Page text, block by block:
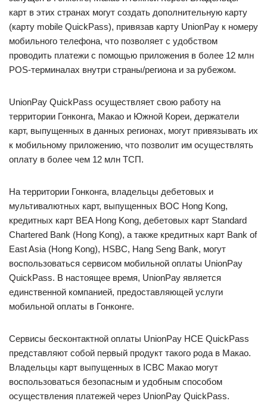
карт в этих странах могут создать дополнительную карту
(карту mobile QuickPass), привязав карту UnionPay к номеру
мобильного телефона, что позволяет с удобством
проводить платежи с помощью приложения в более 12 млн
POS-терминалах внутри страны/региона и за рубежом.
UnionPay QuickPass осуществляет свою работу на
территории Гонконга, Макао и Южной Кореи, держатели
карт, выпущенных в данных регионах, могут привязывать их
к мобильному приложению, что позволит им осуществлять
оплату в более чем 12 млн ТСП.
На территории Гонконга, владельцы дебетовых и
мультивалютных карт, выпущенных BOC Hong Kong,
кредитных карт BEA Hong Kong, дебетовых карт Standard
Chartered Bank (Hong Kong), а также кредитных карт Bank of
East Asia (Hong Kong), HSBC, Hang Seng Bank, могут
воспользоваться сервисом мобильной оплаты UnionPay
QuickPass. В настоящее время, UnionPay является
единственной компанией, предоставляющей услуги
мобильной оплаты в Гонконге.
Сервисы бесконтактной оплаты UnionPay HCE QuickPass
представляют собой первый продукт такого рода в Макао.
Владельцы карт выпущенных в ICBC Макао могут
воспользоваться безопасным и удобным способом
осуществления платежей через UnionPay QuickPass.